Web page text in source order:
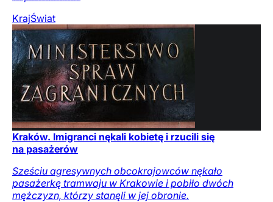
KrajŚwiat
Kraków. Imigranci nękali kobietę i rzucili się
na pasażerów
Sześciu agresywnych obcokrajowców nękało
pasażerkę tramwaju w Krakowie i pobiło dwóch
mężczyzn, którzy stanęli w jej obronie.